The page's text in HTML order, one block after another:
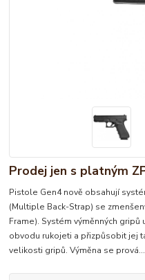
Prodej jen s platným
Pistole Gen4 nově obsahují
(Multiple Back-Strap) se
Frame). Systém výměnných
obvodu rukojeti a přizpůsobit jej
velikosti gripů. Výměna se prová...